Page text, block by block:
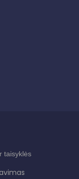
taisyklės